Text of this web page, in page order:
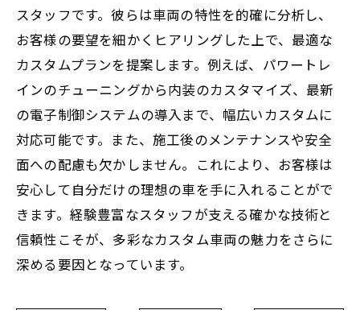
スタッフです。彼らは車両の特性を的確に分析し、
お客様の要望を細かくヒアリングした上で、最適な
カスタムプランを提案します。例えば、パワートレ
インのチューニングから内装のカスタマイズ、最新
の電子制御システムの導入まで、幅広いカスタムに
対応可能です。また、施工後のメンテナンスや安全
面への配慮も欠かしません。これにより、お客様は
安心して自分だけの理想の車を手に入れることがで
きます。経験豊富なスタッフが支える確かな技術と
信頼性こそが、多彩なカスタム車両の魅力をさらに
深める要因となっています。